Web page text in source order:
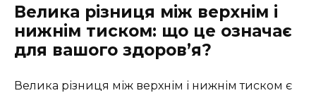
Велика різниця між верхнім і
нижнім тиском: що це означає
для вашого здоров’я?
Велика різниця між верхнім і нижнім тиском є